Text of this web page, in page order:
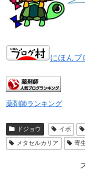
にほんブ
薬剤師ランキング
ドジョウ イボ
メタセルカリア
寄